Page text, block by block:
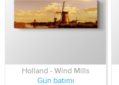
Holland - Wind Mills
Gün batımı